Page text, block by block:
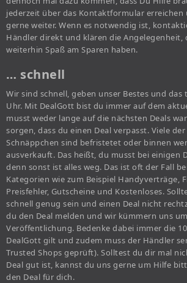
jederzeit über das Kontaktformular erreichen
gerne weiter. Wenn es notwendig ist,
Händler direkt und klären die Angelegenheit,
weiterhin Spaß am Sparen haben.
… schnell
Wir sind schnell, geben unser Bestes und das
Uhr. Mit DealGott bist du immer auf dem
musst weder lange auf die nächsten Deals
sorgen, dass du einen Deal verpasst. Viele
Schnäppchen sind befristetet oder binnen
ausverkauft. Das heißt, du musst bei einigen
denn sonst ist alles weg. Das ist oft der Fall
Kategorien wie zum Beispiel Handyverträge,
Preisfehler, Gutscheine und Kostenloses.
schnell genug sein und einen Deal nicht
du den Deal melden und wir kümmern uns
Veröffentlichung. Bedenke dabei immer die
DealGott gilt und zudem muss der Händler
Trusted Shops geprüft). Solltest du dir mal
Deal gut ist, kannst du uns gerne um Hilfe
den Deal für dich.